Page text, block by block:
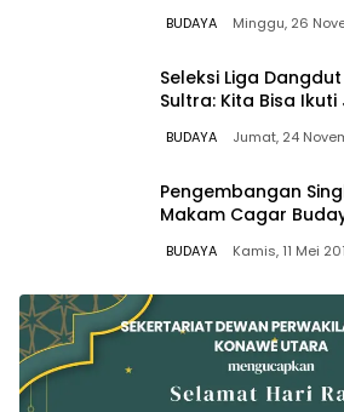
BUDAYA Minggu, 26
Seleksi Liga
Sultra: Kita Bisa Ikuti
BUDAYA Jumat, 24
Pengembangan
Makam Cagar
BUDAYA Kamis, 11 Mei